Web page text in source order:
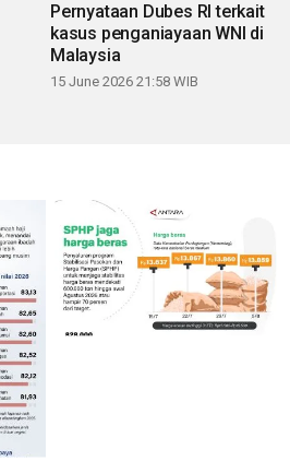
Pernyataan Dubes RI terkait
kasus penganiayaan WNI di
Malaysia
15 June 2026 21:58 WIB